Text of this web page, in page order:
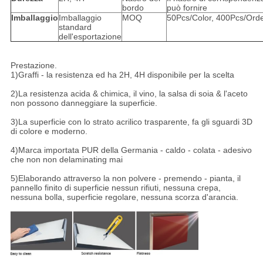
bordo
può fornire
ImballaggioImballaggio
standard
dell'esportazione
MOQ 50Pcs/Color, 400Pcs/
Prestazione.
1)Graffi - la resistenza ed ha 2H, 4H disponibile per la scelta
2)La resistenza acida & chimica, il vino, la salsa di soia & l'aceto
non possono danneggiare la superficie.
3)La superficie con lo strato acrilico trasparente, fa gli sguardi 3D
di colore e moderno.
4)Marca importata PUR della Germania - caldo - colata - adesivo
che non non delaminating mai
5)Elaborando attraverso la non polvere - premendo - pianta, il
pannello finito di superficie nessun rifiuti, nessuna crepa,
nessuna bolla, superficie regolare, nessuna scorza d'arancia.